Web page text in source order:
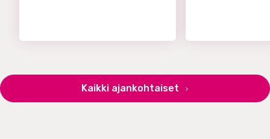
Kaikki ajankohtaiset